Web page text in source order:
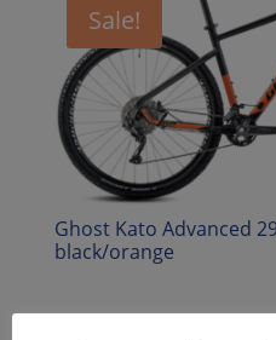
Sale!
Ghost Kato Advanced
black/orange